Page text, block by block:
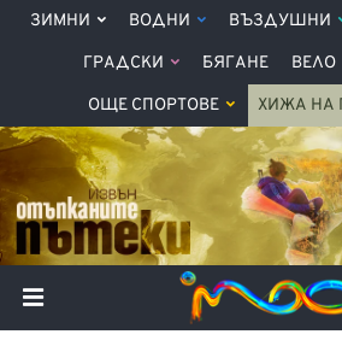
ЗИМНИ ВОДНИ ВЪЗДУШНИ
ГРАДСКИ БЯГАНЕ ВЕЛО
ОЩЕ СПОРТОВЕ ХИЖА НА